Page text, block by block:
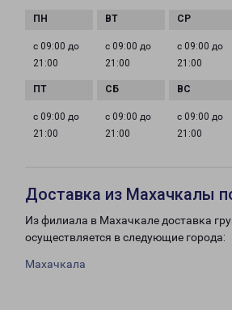
с 09:00 до
21:00
с 09:00 до
21:00
с 09:00 до
21:00
с 09:00 до
21:00
с 09:00 до
21:00
с 09:00 до
21:00
Доставка из Махачкалы
Из филиала в Махачкале доставка
осуществляется в следующие города:
Махачкала